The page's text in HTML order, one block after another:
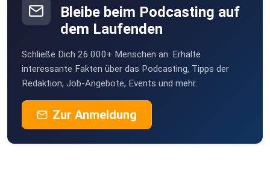
Bleibe beim Podcasting auf
dem Laufenden
Schließe Dich 26.000+ Menschen an. Erhalte
interessante Fakten über das Podcasting, Tipps der
Redaktion, Job-Angebote, Events und mehr.
Zur Anmeldung